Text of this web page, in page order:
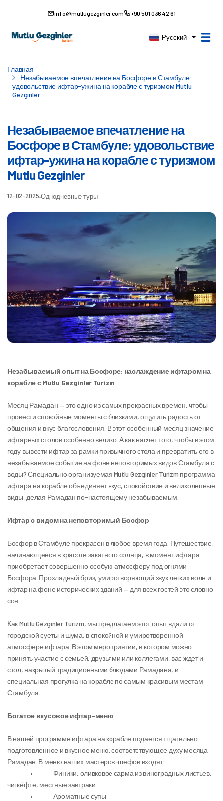
info@mutlugezginler.com +90 501 036 42 61
Русский
Главная
Незабываемое впечатление на Босфоре в Стамбуле:
удовольствие ифтар-ужина на корабле с туризмом Mutlu
Gezginler
Незабываемое впечатление на
Босфоре в Стамбуле: удовольствие
ифтар-ужина на корабле с туризмом
Mutlu Gezginler
12-02-2025 Однодневные туры
Незабываемый опыт на Босфоре: наслаждение ифтаром на
корабле с Mutlu Gezginler Turizm
Месяц Рамадан — это одно из самых прекрасных времен, чтобы
провести спокойные моменты с близкими, ощутить радость от
общения и вкус благословения. В этот особенный месяц значение
ифтарных столов особенно велико. А как насчет того, чтобы в этом
году вывести ифтар за рамки привычного стола и превратить его в
незабываемое событие на фоне неповторимых видов Стамбула с
воды? Специально организуемая Mutlu Gezginler Turizm программа
ифтара на корабле объединяет вкус, спокойствие и великолепные
виды, делая Рамадан по-настоящему незабываемым.
Ифтар с видом на неповторимый Босфор
Босфор в Стамбуле прекрасен в любое время года. Путешествие,
начинающееся в красоте закатного солнца, в момент ифтара
приобретает совершенно особую атмосферу под огнями
Босфора. Прохладный бриз, умиротворяющий звук легких волн и
ифтар на фоне исторических зданий — для всех гостей это словно
сон…
Как Mutlu Gezginler Turizm, мы предлагаем этот опыт вдали от
городской суеты и шума, в спокойной и умиротворенной
атмосфере ифтара. В этом мероприятии, в котором можно
принять участие с семьей, друзьями или коллегами, вас ждет и
стол, накрытый традиционными блюдами Рамадана, и
специальная прогулка на корабле по самым красивым местам
Стамбула.
Богатое вкусовое ифтар-меню
В нашей программе ифтара на корабле подается тщательно
подготовленное и вкусное меню, соответствующее духу месяца
Рамадан. В меню наших мастеров-шефов входят:
•               Финики, оливковое сарма из виноградных листьев,
чигкёфте, местные завтраки
•               Ароматные супы